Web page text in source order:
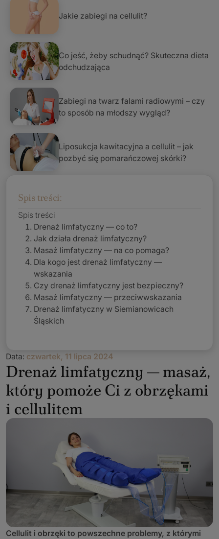
Data: czwartek, 11 lipca 2024
Drenaż limfatyczny — masaż,
który pomoże Ci z obrzękami
i cellulitem
Cellulit i obrzęki to powszechne problemy, z którymi
Jakie zabiegi na cellulit?
Co jeść, żeby schudnąć? Skuteczna dieta
odchudzająca
Zabiegi na twarz falami radiowymi – czy
to sposób na młodszy wygląd?
Liposukcja kawitacyjna a cellulit – jak
pozbyć się pomarańczowej skórki?
Spis treści:
Spis treści
Drenaż limfatyczny — co to?
Jak działa drenaż limfatyczny?
Masaż limfatyczny — na co pomaga?
Dla kogo jest drenaż limfatyczny —
wskazania
Czy drenaż limfatyczny jest bezpieczny?
Masaż limfatyczny — przeciwwskazania
Drenaż limfatyczny w Siemianowicach
Śląskich